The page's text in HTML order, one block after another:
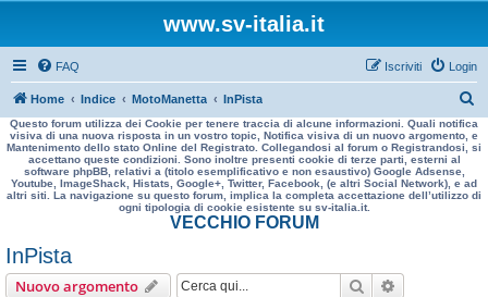
www.sv-italia.it
FAQ Login
Iscriviti
Home Indice MotoManetta InPista
e
r
a
Questo forum utilizza dei Cookie per tenere traccia di alcune informazioni. Quali notifica
visiva di una nuova risposta in un vostro topic, Notifica visiva di un nuovo argomento, e
Mantenimento dello stato Online del Registrato. Collegandosi al forum o Registrandosi, si
accettano queste condizioni. Sono inoltre presenti cookie di terze parti, esterni al
software phpBB, relativi a (titolo esemplificativo e non esaustivo) Google Adsense,
Youtube, ImageShack, Histats, Google+, Twitter, Facebook, (e altri Social Network), e ad
altri siti. La navigazione su questo forum, implica la completa accettazione dell’utilizzo di
ogni tipologia di cookie esistente su sv-italia.it.
VECCHIO FORUM
InPista
Nuovo argomento Cerca